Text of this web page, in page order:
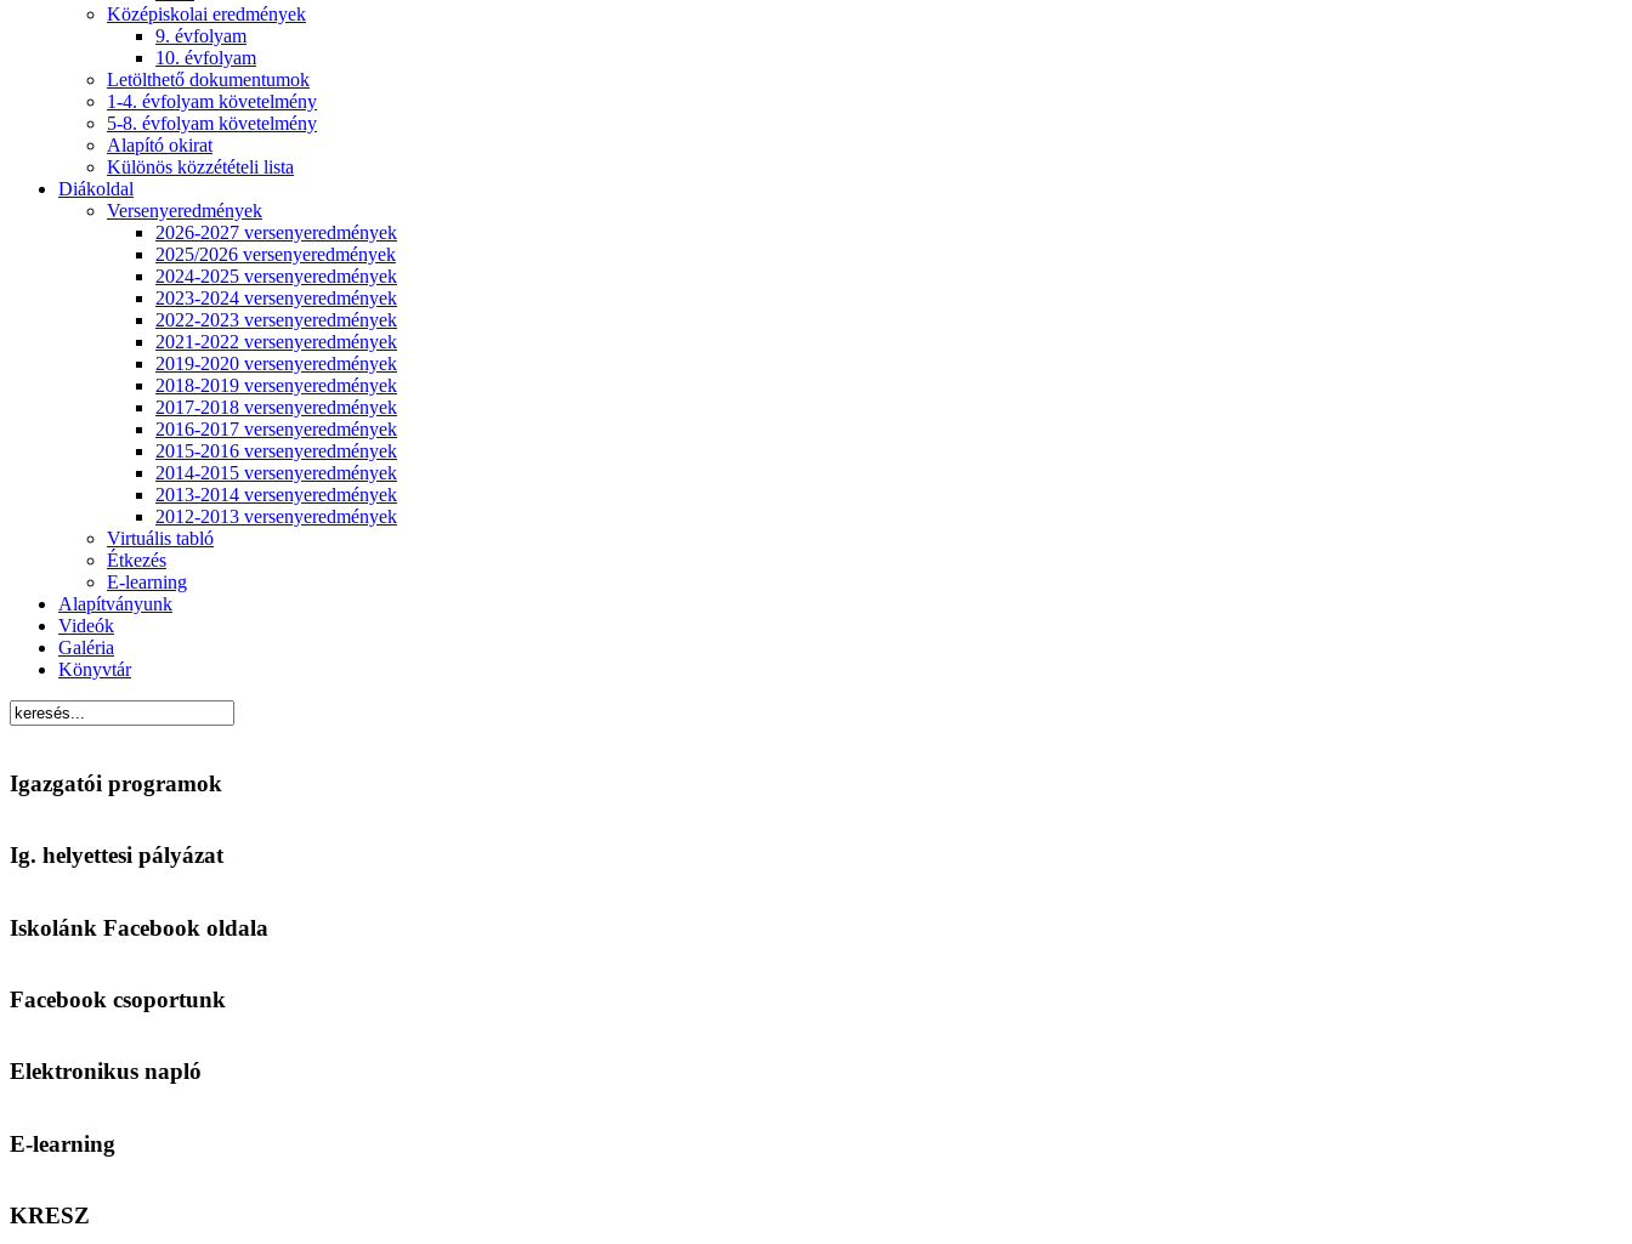
Középiskolai eredmények
9. évfolyam
10. évfolyam
Letölthető dokumentumok
1-4. évfolyam követelmény
5-8. évfolyam követelmény
Alapító okirat
Különös közzétételi lista
Diákoldal
Versenyeredmények
2026-2027 versenyeredmények
2025/2026 versenyeredmények
2024-2025 versenyeredmények
2023-2024 versenyeredmények
2022-2023 versenyeredmények
2021-2022 versenyeredmények
2019-2020 versenyeredmények
2018-2019 versenyeredmények
2017-2018 versenyeredmények
2016-2017 versenyeredmények
2015-2016 versenyeredmények
2014-2015 versenyeredmények
2013-2014 versenyeredmények
2012-2013 versenyeredmények
Virtuális tabló
Étkezés
E-learning
Alapítványunk
Videók
Galéria
Könyvtár
Igazgatói programok
Ig. helyettesi pályázat
Iskolánk Facebook oldala
Facebook csoportunk
Elektronikus napló
E-learning
KRESZ